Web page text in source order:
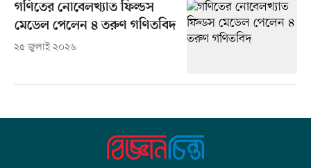
গণিতের নোবেলখ্যাত ফিল্ডস
মেডেল পেলেন ৪ তরুণ গণিতবিদ
২৫ জুলাই ২০২৬